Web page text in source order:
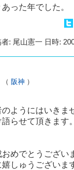
った年でした。
: 尾山憲一 日時:
（ 阪神 ）
ようにはいきま
らせて頂きます
めでとうござい
しゅうございま